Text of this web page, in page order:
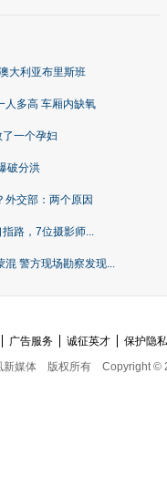
大利亚布里斯班
人多高 车厢内缺氧
一个孕妇
破分洪
外交部：两个原因
路，7位摄影师...
混 警方现场勘察发现...
广告服务 诚征英才
保护隐
新媒体
版权所有 Copyright ©